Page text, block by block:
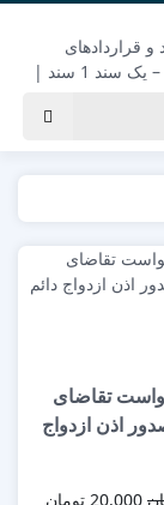
تقاضای
اذن ازدواج
20,000 تومان